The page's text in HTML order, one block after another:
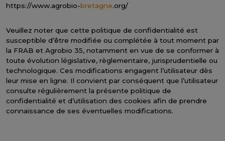
https://www.agrobio-bretagne.org/
Veuillez noter que cette politique de confidentialité est
susceptible d’être modifiée ou complétée à tout moment par
la FRAB et Agrobio 35, notamment en vue de se conformer à
toute évolution législative, règlementaire, jurisprudentielle ou
technologique. Ces modifications engagent l’utilisateur dès
leur mise en ligne. Il convient par conséquent que l’utilisateur
consulte régulièrement la présente politique de
confidentialité et d’utilisation des cookies afin de prendre
connaissance de ses éventuelles modifications.